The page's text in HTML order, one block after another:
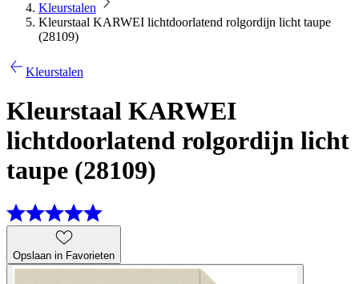
Kleurstalen
Kleurstaal KARWEI lichtdoorlatend rolgordijn licht taupe
(28109)
Kleurstalen
Kleurstaal KARWEI
lichtdoorlatend rolgordijn licht
taupe (28109)
Opslaan in Favorieten